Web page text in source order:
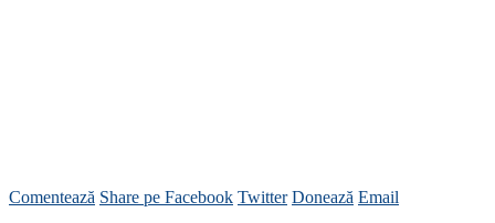
Comentează Share pe Facebook Twitter Donează Email